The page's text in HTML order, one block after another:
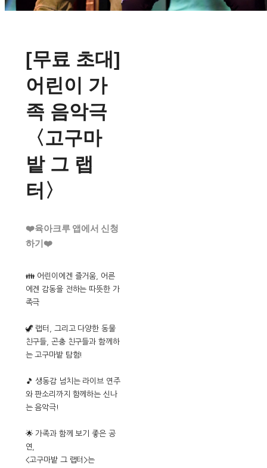
[무료 초대]
어린이 가
족 음악극
〈고구마
밭 그 랩
터〉
❤️육아크루 앱에서 신청
하기❤️
👪 어린이에겐 즐거움, 어른
에겐 감동을 전하는 따뜻한 가
족극
🦖 랩터, 그리고 다양한 동물
친구들, 곤충 친구들과 함께하
는 고구마밭 탐험!
🎵 생동감 넘치는 라이브 연주
와 판소리까지 함께하는 신나
는 음악극!
🌟 가족과 함께 보기 좋은 공
연,
<고구마밭 그 랩터>는